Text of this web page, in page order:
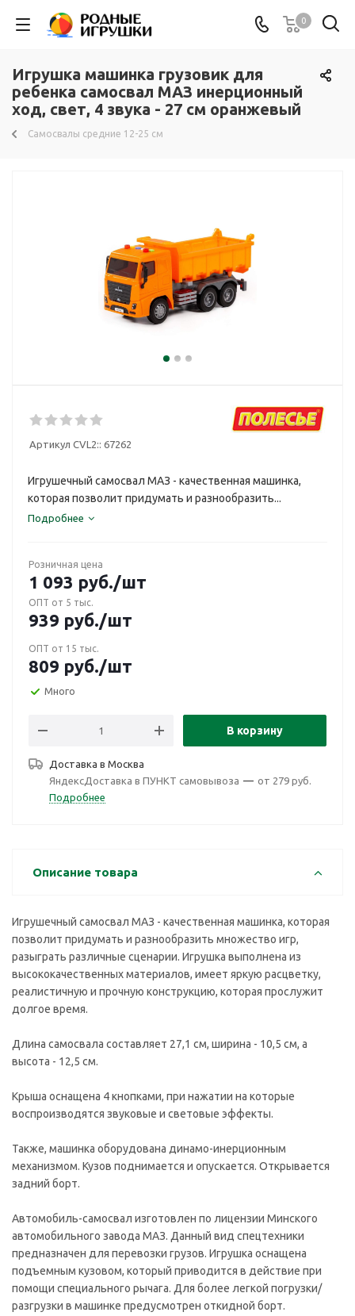
0
Игрушка машинка грузовик для
ребенка самосвал МАЗ инерционный
ход, свет, 4 звука - 27 см оранжевый
Самосвалы средние 12-25 см
Артикул CVL2:: 67262
Игрушечный самосвал МАЗ - качественная машинка,
которая позволит придумать и разнообразить...
Подробнее
Розничная цена
1 093 руб./шт
ОПТ от 5 тыс.
939 руб./шт
ОПТ от 15 тыс.
809 руб./шт
Много
В корзину
Доставка в Москва
ЯндексДоставка в ПУНКТ самовывоза — от 279 руб.
Подробнее
Описание товара
Игрушечный самосвал МАЗ - качественная машинка, которая
позволит придумать и разнообразить множество игр,
разыграть различные сценарии. Игрушка выполнена из
высококачественных материалов, имеет яркую расцветку,
реалистичную и прочную конструкцию, которая прослужит
долгое время.
Длина самосвала составляет 27,1 см, ширина - 10,5 см, а
высота - 12,5 см.
Крыша оснащена 4 кнопками, при нажатии на которые
воспроизводятся звуковые и световые эффекты.
Также, машинка оборудована динамо-инерционным
механизмом. Кузов поднимается и опускается. Открывается
задний борт.
Автомобиль-самосвал изготовлен по лицензии Минского
автомобильного завода МАЗ. Данный вид спецтехники
предназначен для перевозки грузов. Игрушка оснащена
подъемным кузовом, который приводится в действие при
помощи специального рычага. Для более легкой погрузки/
разгрузки в машинке предусмотрен откидной борт.